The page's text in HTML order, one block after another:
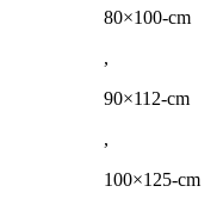
80×100-cm
,
90×112-cm
,
100×125-cm